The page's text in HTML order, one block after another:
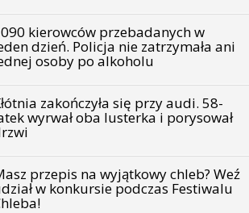
kierowców przebadanych w
dzień. Policja nie zatrzymała ani
osoby po alkoholu
zakończyła się przy audi. 58-
wyrwał oba lusterka i porysował
przepis na wyjątkowy chleb? Weź
w konkursie podczas Festiwalu